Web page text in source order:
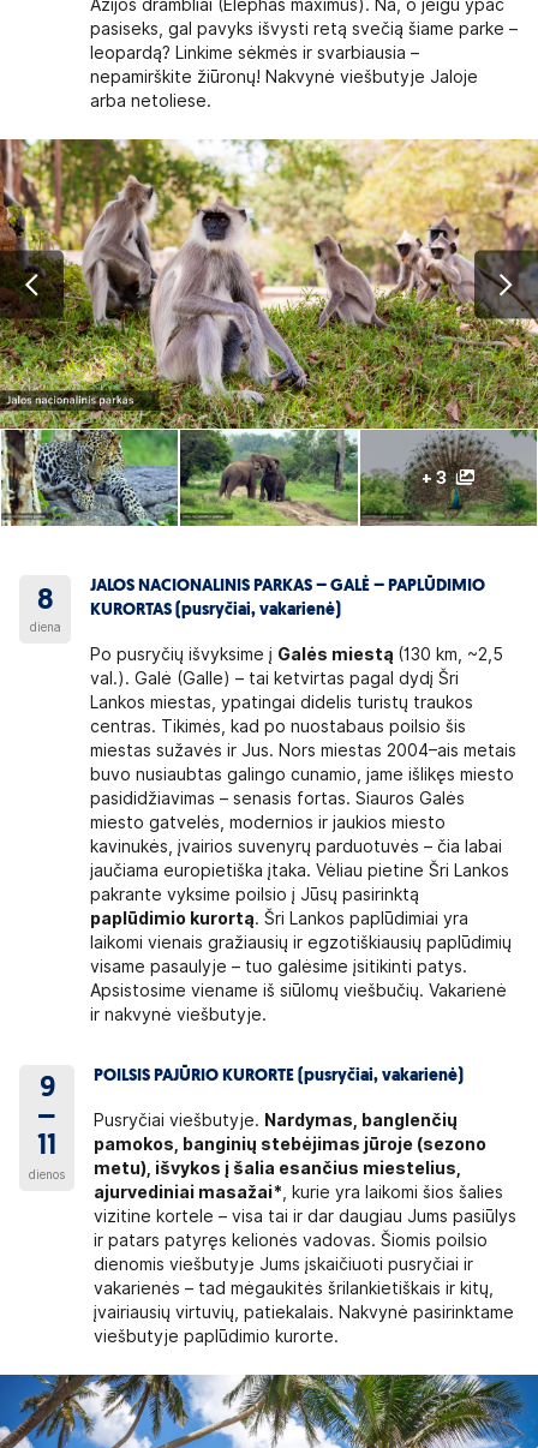
Azijos drambliai (Elephas maximus). Na, o jeigu ypač
pasiseks, gal pavyks išvysti retą svečią šiame parke –
leopardą? Linkime sėkmės ir svarbiausia –
nepamirškite žiūronų! Nakvynė viešbutyje Jaloje
arba netoliese.
+ 3
8
diena
JALOS NACIONALINIS PARKAS – GALĖ – PAPLŪDIMIO
KURORTAS (pusryčiai, vakarienė)
Po pusryčių išvyksime į Galės miestą (130 km, ~2,5
val.). Galė (Galle) – tai ketvirtas pagal dydį Šri
Lankos miestas, ypatingai didelis turistų traukos
centras. Tikimės, kad po nuostabaus poilsio šis
miestas sužavės ir Jus. Nors miestas 2004–ais metais
buvo nusiaubtas galingo cunamio, jame išlikęs miesto
pasididžiavimas – senasis fortas. Siauros Galės
miesto gatvelės, modernios ir jaukios miesto
kavinukės, įvairios suvenyrų parduotuvės – čia labai
jaučiama europietiška įtaka. Vėliau pietine Šri Lankos
pakrante vyksime poilsio į Jūsų pasirinktą
paplūdimio kurortą. Šri Lankos paplūdimiai yra
laikomi vienais gražiausių ir egzotiškiausių paplūdimių
visame pasaulyje – tuo galėsime įsitikinti patys.
Apsistosime viename iš siūlomų viešbučių. Vakarienė
ir nakvynė viešbutyje.
9
–
11
dienos
POILSIS PAJŪRIO KURORTE (pusryčiai, vakarienė)
Pusryčiai viešbutyje. Nardymas, banglenčių
pamokos, banginių stebėjimas jūroje (sezono
metu), išvykos į šalia esančius miestelius,
ajurvediniai masažai* , kurie yra laikomi šios šalies
vizitine kortele – visa tai ir dar daugiau Jums pasiūlys
ir patars patyręs kelionės vadovas. Šiomis poilsio
dienomis viešbutyje Jums įskaičiuoti pusryčiai ir
vakarienės – tad mėgaukitės šrilankietiškais ir kitų,
įvairiausių virtuvių, patiekalais. Nakvynė pasirinktame
viešbutyje paplūdimio kurorte.